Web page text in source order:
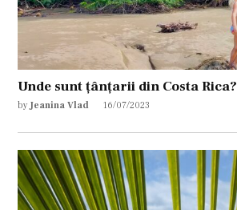
Unde sunt țânțarii din Costa Rica?
by Jeanina Vlad 16/07/2023